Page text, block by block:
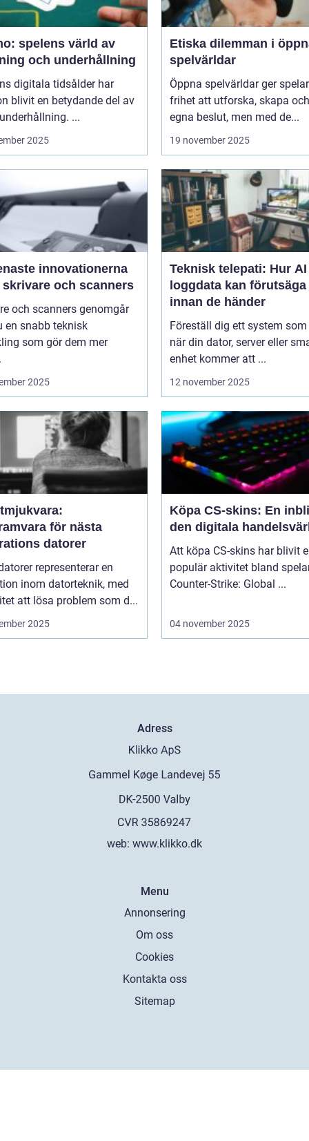
spelens värld av
och underhållning
digitala tidsålder har
blivit en betydande del av
...
2025
Etiska dilemman i
spelvärldar
Öppna spelvärldar ger
frihet att utforska, skapa
egna beslut, men med de...
19 november 2025
innovationerna
och scanners
och scanners genomgår
en snabb teknisk
som gör dem mer
2025
Teknisk telepati: Hur
loggdata kan förutsäga
innan de händer
Föreställ dig ett system som
när din dator, server eller
enhet kommer att ...
12 november 2025
för nästa
datorer
representerar en
inom datorteknik, med
att lösa problem som d...
2025
Köpa CS-skins: En
den digitala
Att köpa CS-skins har blivit
populär aktivitet bland
Counter-Strike: Global ...
04 november 2025
Adress
web: www.klikko.dk
Menu
Annonsering
Om oss
Cookies
Kontakta oss
Sitemap